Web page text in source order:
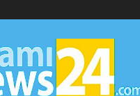
▷
Miami
News
24